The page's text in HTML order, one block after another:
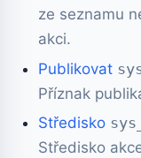
ze seznamu
akci.
Publikovat
Příznak
Středisko
Středisko